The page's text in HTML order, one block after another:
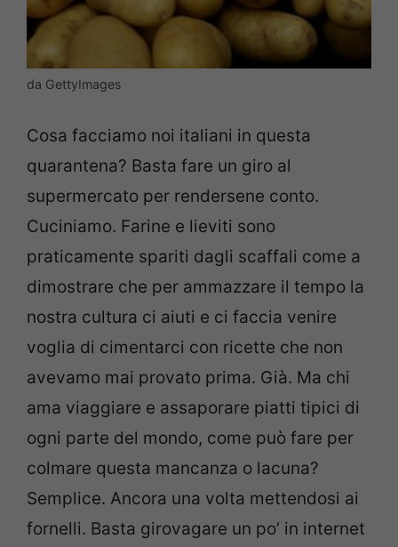
da GettyImages
Cosa facciamo noi italiani in questa
quarantena? Basta fare un giro al
supermercato per rendersene conto.
Cuciniamo. Farine e lieviti sono
praticamente spariti dagli scaffali come a
dimostrare che per ammazzare il tempo la
nostra cultura ci aiuti e ci faccia venire
voglia di cimentarci con ricette che non
avevamo mai provato prima. Già. Ma chi
ama viaggiare e assaporare piatti tipici di
ogni parte del mondo, come può fare per
colmare questa mancanza o lacuna?
Semplice. Ancora una volta mettendosi ai
fornelli. Basta girovagare un po’ in internet